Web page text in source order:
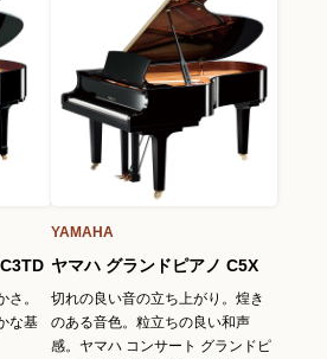
。
な基
YAMAHA
ヤマハ グランドピアノ C5X
切れの良い音の立ち上がり。煌き
のある音色。粒立ちの良い和声
感。ヤマハ コンサート グランドピ